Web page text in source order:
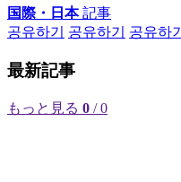
国際・日本記事
공유하기
공유하기 공유하기
最新記事
もっと見る 0 / 0